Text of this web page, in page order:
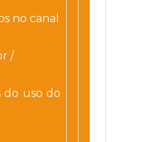
no canal
/
do uso do